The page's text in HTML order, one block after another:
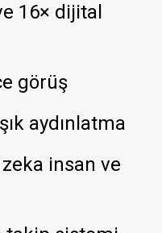
16× dijital
görüş
aydınlatma
insan ve